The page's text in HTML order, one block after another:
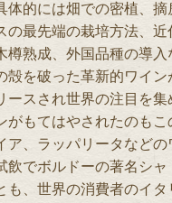
体的には畑での密植、摘
の最先端の栽培方法、近
樽熟成、外国品種の導入
殻を破った革新的ワイン
ースされ世界の注目を集
がもてはやされたのもこ
ア、ラッパリータなどの
飲でボルドーの著名シャ
も、世界の消費者のイタ